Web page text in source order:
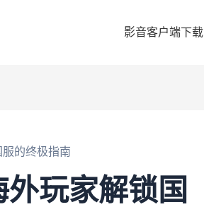
影音客户端下载
的终极指南
玩家解锁国